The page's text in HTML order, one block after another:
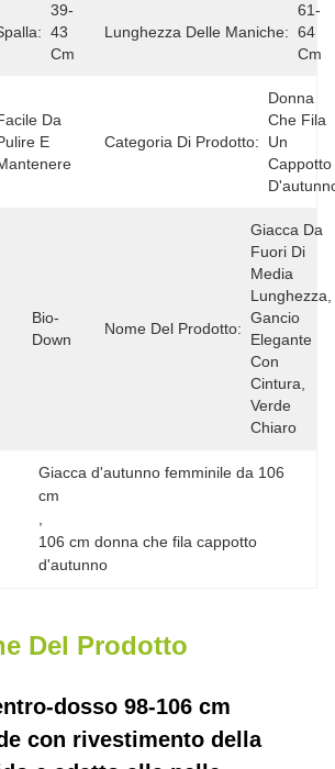
39-
43
Cm
Lunghezza Delle Maniche:
61-
64
Cm
Da
E
Categoria Di Prodotto:
Donna
Che Fila
Un
Cappotto
Bio-
Down
Nome Del Prodotto:
Giacca Da
Fuori Di
Media
Lunghezza,
Gancio
Elegante
Con
Cintura,
Verde
Chiaro
Giacca d'autunno femminile da 106
cm
106 cm donna che fila cappotto
d'autunno
Del Prodotto
dosso 98-106 cm
con rivestimento della